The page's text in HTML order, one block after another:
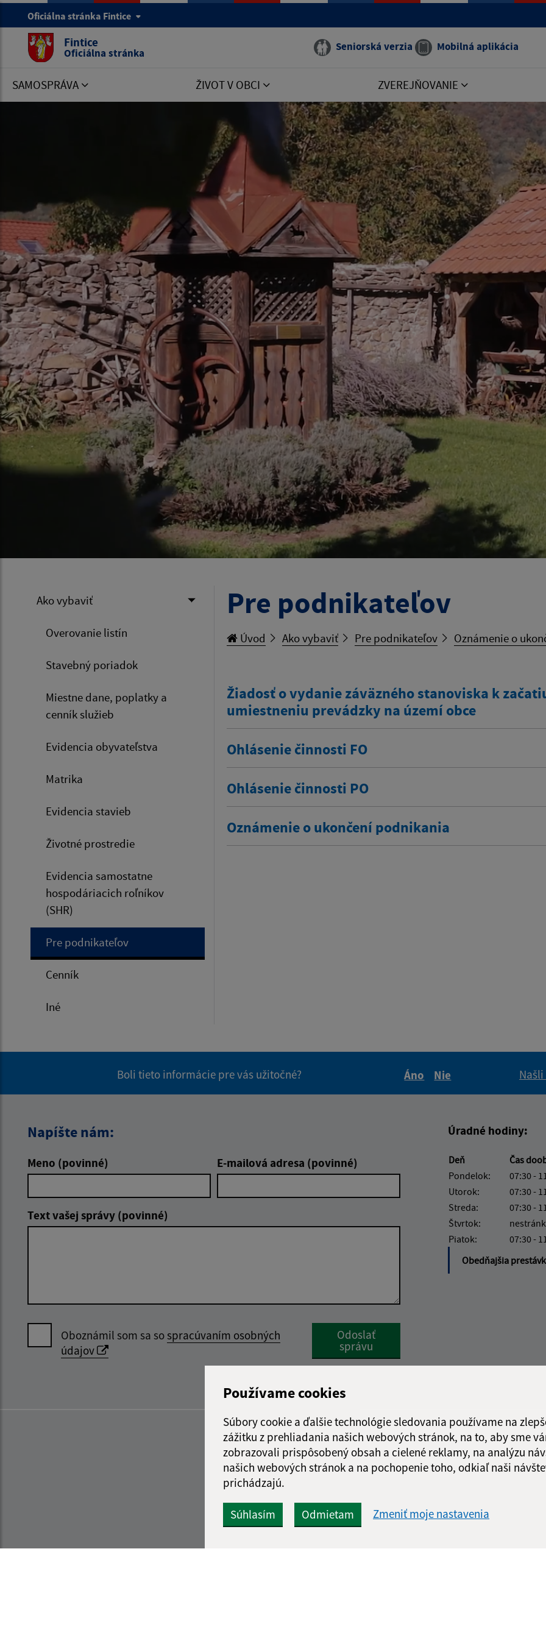
Používame cookies
Súbory cookie a ďalšie technológie sledovania používame na
zážitku z prehliadania našich webových stránok, na to, aby sme
zobrazovali prispôsobený obsah a cielené reklamy, na analýzu
našich webových stránok a na pochopenie toho, odkiaľ naši
prichádzajú.
Súhlasím Odmietam Zmeniť moje nastavenia
Oficiálna stránka Fintice
Fintice
Oficiálna stránka Seniorská verzia Mobilná aplikácia
SAMOSPRÁVA ŽIVOT V OBCI ZVEREJŇOVANIE
Ako vybaviť
Overovanie listín
Stavebný poriadok
Miestne dane, poplatky a
cenník služieb
Evidencia obyvateľstva
Matrika
Evidencia stavieb
Životné prostredie
Evidencia samostatne
hospodáriacich roľníkov
(SHR)
Pre podnikateľov
Cenník
Iné
Pre podnikateľov
Úvod Ako vybaviť Pre podnikateľov Oznámenie o
Žiadosť o vydanie záväzného stanoviska k
umiestneniu prevádzky na území obce
Ohlásenie činnosti FO
Ohlásenie činnosti PO
Oznámenie o ukončení podnikania
Boli tieto informácie pre vás užitočné?
Áno
Nie
Napíšte nám:
Meno (povinné) E-mailová adresa (povinné)
Text vašej správy (povinné)
Oboznámil som sa sospracúvaním osobných
údajov
Google reCaptcha Response
Odoslať
správu
Úradné hodiny:
Deň Čas
Pondelok:
07:30 -
Utorok:
07:30 -
Streda:
07:30 -
Štvrtok:
Piatok:
07:30 -
Obedňajšia